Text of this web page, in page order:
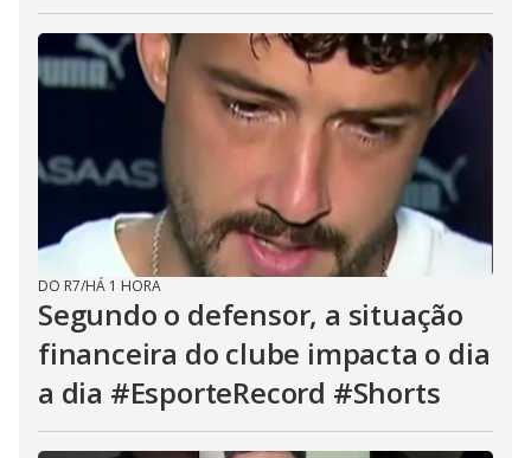
DO R7/HÁ 1 HORA
Segundo o defensor, a situação
financeira do clube impacta o dia
a dia #EsporteRecord #Shorts